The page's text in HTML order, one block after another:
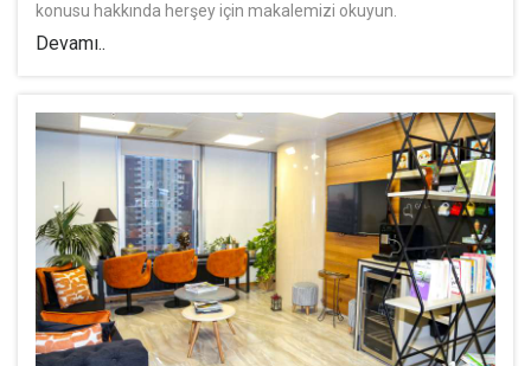
konusu hakkında herşey için makalemizi okuyun.
Devamı..